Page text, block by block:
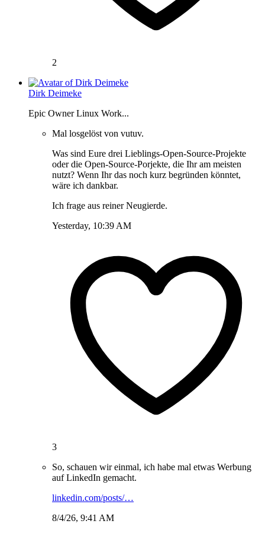
2
Dirk Deimeke
Epic Owner Linux Work...
Mal losgelöst von vutuv.
Was sind Eure drei Lieblings-Open-Source-Projekte
oder die Open-Source-Porjekte, die Ihr am meisten
nutzt? Wenn Ihr das noch kurz begründen könntet,
wäre ich dankbar.
Ich frage aus reiner Neugierde.
Yesterday, 10:39 AM
3
So, schauen wir einmal, ich habe mal etwas Werbung
auf LinkedIn gemacht.
linkedin.com/posts/…
8/4/26, 9:41 AM